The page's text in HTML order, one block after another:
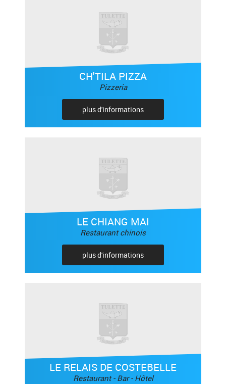
CH'TILA PIZZA
Pizzeria
plus d'informations
LE CHIANG MAI
Restaurant chinois
plus d'informations
LE RELAIS DE COSTEBELLE
Restaurant - Bar - Hôtel